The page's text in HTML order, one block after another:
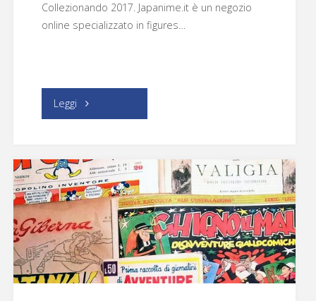
Collezionando 2017. Japanime.it è un negozio
online specializzato in figures…
Leggi "Japanime.it"